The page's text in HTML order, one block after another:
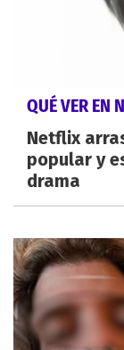
QUÉ VER EN
Netflix
popular y
drama